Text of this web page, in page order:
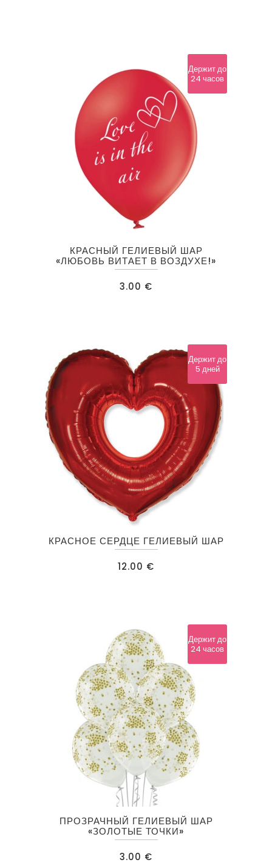
КРАСНЫЙ ГЕЛИЕВЫЙ ШАР
«ЛЮБОВЬ ВИТАЕТ В ВОЗДУХЕ!»
3.00 €
Держит до
24 часов
КРАСНОЕ СЕРДЦЕ ГЕЛИЕВЫЙ ШАР
12.00 €
Держит до
5 дней
ПРОЗРАЧНЫЙ ГЕЛИЕВЫЙ ШАР
«ЗОЛОТЫЕ ТОЧКИ»
3.00 €
Держит до
24 часов